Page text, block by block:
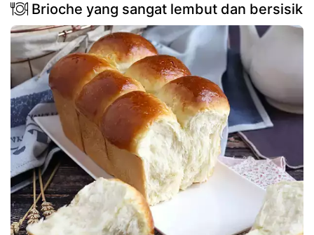
Brioche yang sangat lembut dan bersisik